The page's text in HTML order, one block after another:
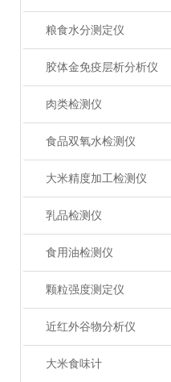
粮食水分测定仪
胶体金免疫层析分析仪
肉类检测仪
食品双氧水检测仪
大米精度加工检测仪
乳品检测仪
食用油检测仪
颗粒强度测定仪
近红外谷物分析仪
大米食味计